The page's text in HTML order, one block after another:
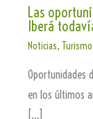
Las
Iberá
Noticias, Turismo
Oportunidades
en los últimos
[…]